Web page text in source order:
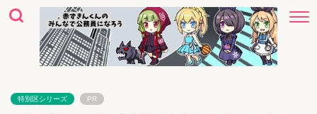
特別区シリーズ PR